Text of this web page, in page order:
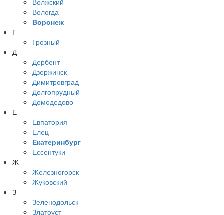
Вологда
Воронеж
Г
Грозный
Д
Дербент
Дзержинск
Димитровград
Долгопрудный
Домодедово
Е
Евпатория
Елец
Екатеринбург
Ессентуки
Ж
Железногорск
Жуковский
З
Зеленодольск
Златоуст